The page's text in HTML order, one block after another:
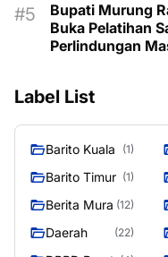
Bupati Murung
Buka Pelatihan
Perlindungan
Tantangan
Label List
Barito Kuala (1)
Barito Timur (1)
Berita Mura (12)
Daerah (22)